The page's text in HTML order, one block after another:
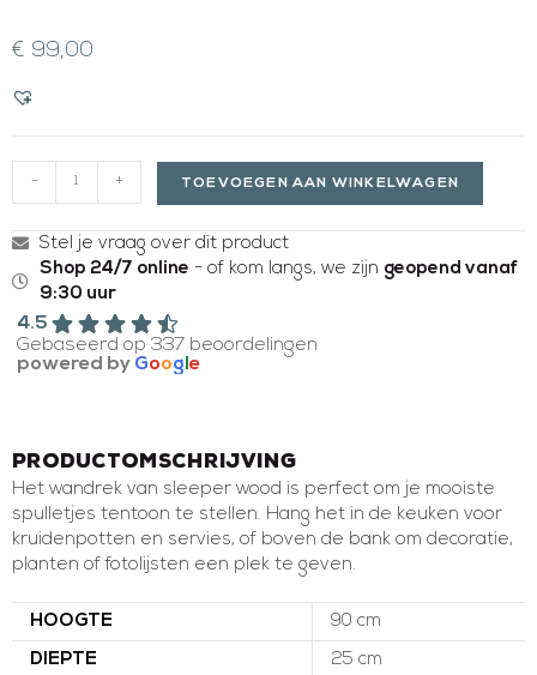
€ 99,00
- + TOEVOEGEN AAN WINKELWAGEN
Stel je vraag over dit product
Shop 24/7 online - of kom langs, we zijn geopend vanaf
9:30 uur
4.5
Gebaseerd op 337 beoordelingen
powered by Goog e
Productomschrijving
Het wandrek van sleeper wood is perfect om je mooiste
spulletjes tentoon te stellen. Hang het in de keuken voor
kruidenpotten en servies, of boven de bank om decoratie,
planten of fotolijsten een plek te geven.
HOOGTE 90 cm
DIEPTE 25 cm